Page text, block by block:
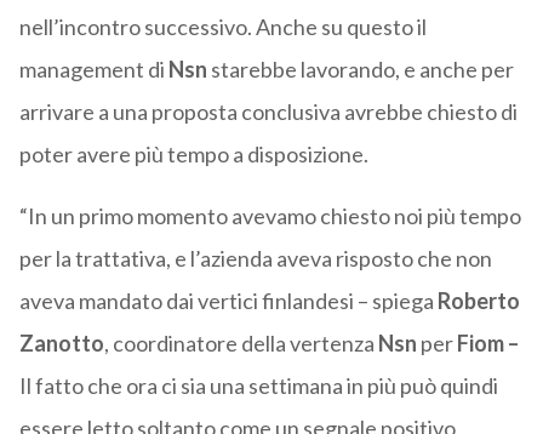
nell’incontro successivo. Anche su questo il
management di Nsn starebbe lavorando, e anche per
arrivare a una proposta conclusiva avrebbe chiesto di
poter avere più tempo a disposizione.
“In un primo momento avevamo chiesto noi più tempo
per la trattativa, e l’azienda aveva risposto che non
aveva mandato dai vertici finlandesi – spiega Roberto
Zanotto, coordinatore della vertenza Nsn perFiom–
Il fatto che ora ci sia una settimana in più può quindi
essere letto soltanto come un segnale positivo,